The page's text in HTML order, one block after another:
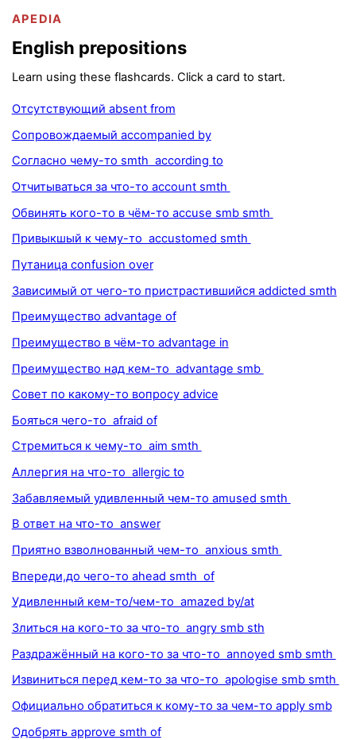
APEDIA
English prepositions
Learn using these flashcards. Click a card to start.
Отсутствующий absent from
Сопровождаемый accompanied by
Согласно чему-то smth according to
Отчитываться за что-то account smth
Обвинять кого-то в чём-то accuse smb smth
Привыкшый к чему-то accustomed smth
Путаница confusion over
Зависимый от чего-то пристрастившийся addicted smth
Преимущество advantage of
Преимущество в чём-то advantage in
Преимущество над кем-то advantage smb
Совет по какому-то вопросу advice
Бояться чего-то afraid of
Стремиться к чему-то aim smth
Аллергия на что-то allergic to
Забавляемый удивленный чем-то amused smth
В ответ на что-то answer
Приятно взволнованный чем-то anxious smth
Впереди,до чего-то ahead smth of
Удивленный кем-то/чем-то amazed by/at
Злиться на кого-то за что-то angry smb sth
Раздражённый на кого-то за что-то annoyed smb smth
Извиниться перед кем-то за что-то apologise smb smth
Официально обратиться к кому-то за чем-то apply smb
Одобрять approve smth of